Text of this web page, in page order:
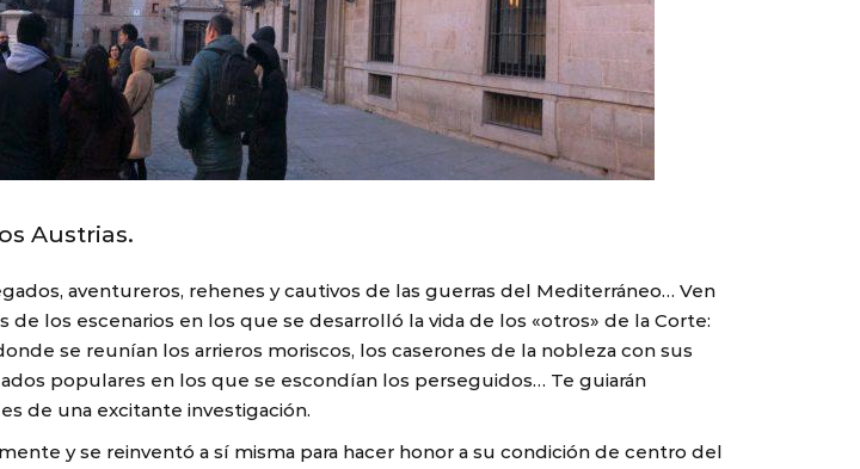
Austrias.
aventureros, rehenes y cautivos de las guerras del Mediterráneo… Ven
los escenarios en los que se desarrolló la vida de los «otros» de la Corte:
se reunían los arrieros moriscos, los caserones de la nobleza con sus
populares en los que se escondían los perseguidos… Te guiarán
de una excitante investigación.
y se reinventó a sí misma para hacer honor a su condición de centro del